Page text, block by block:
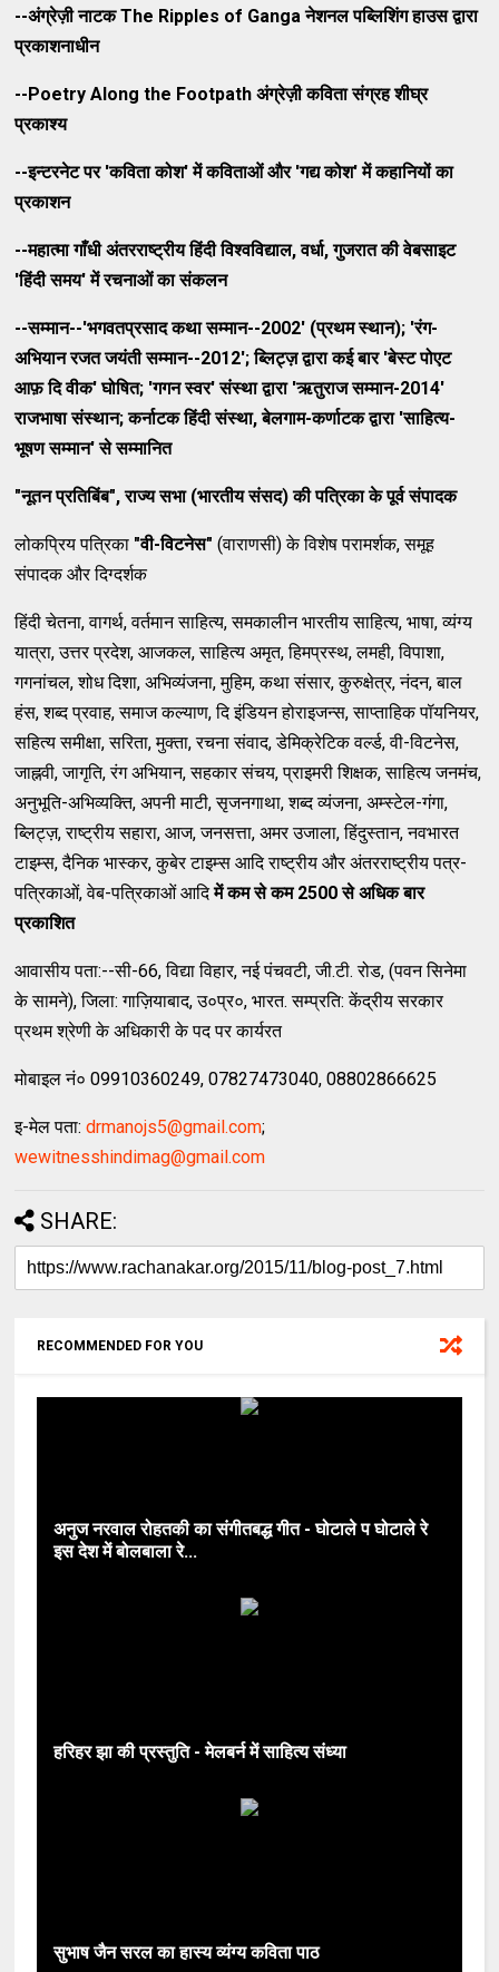
--अंग्रेज़ी नाटकThe Ripples of Gangaनेशनल पब्लिशिंग हाउस द्वारा
प्रकाशनाधीन
--Poetry Along the Footpathअंग्रेज़ी कविता संग्रहशीघ्र
प्रकाश्य
--इन्टरनेट पर 'कविता कोश' में कविताओं और 'गद्य कोश' में कहानियों का
प्रकाशन
--महात्मा गाँधी अंतरराष्ट्रीय हिंदी विश्वविद्याल, वर्धा, गुजरात की वेबसाइट
'हिंदी समय' में रचनाओं का संकलन
--सम्मान--'भगवतप्रसाद कथा सम्मान--2002' (प्रथम स्थान); 'रंग-
अभियान रजत जयंती सम्मान--2012'; ब्लिट्ज़ द्वारा कई बार 'बेस्ट पोएट
आफ़ दि वीक' घोषित; 'गगन स्वर' संस्था द्वारा 'ऋतुराज सम्मान-2014'
राजभाषा संस्थान; कर्नाटक हिंदी संस्था, बेलगाम-कर्णाटक द्वारा 'साहित्य-
भूषण सम्मान' से सम्मानित
"नूतन प्रतिबिंब", राज्य सभा (भारतीय संसद) की पत्रिका के पूर्व संपादक
लोकप्रिय पत्रिका "वी-विटनेस" (वाराणसी) के विशेष परामर्शक, समूह
संपादक और दिग्दर्शक
हिंदी चेतना, वागर्थ, वर्तमान साहित्य, समकालीन भारतीय साहित्य, भाषा, व्यंग्य
यात्रा, उत्तर प्रदेश, आजकल, साहित्य अमृत, हिमप्रस्थ, लमही, विपाशा,
गगनांचल, शोध दिशा, अभिव्यंजना, मुहिम, कथा संसार, कुरुक्षेत्र, नंदन, बाल
हंस, शब्द प्रवाह, समाज कल्याण, दि इंडियन होराइजन्स, साप्ताहिक पॉयनियर,
सहित्य समीक्षा, सरिता, मुक्ता, रचना संवाद, डेमिक्रेटिक वर्ल्ड, वी-विटनेस,
जाह्नवी, जागृति, रंग अभियान, सहकार संचय, प्राइमरी शिक्षक, साहित्य जनमंच,
अनुभूति-अभिव्यक्ति, अपनी माटी, सृजनगाथा, शब्द व्यंजना, अम्स्टेल-गंगा,
ब्लिट्ज़, राष्ट्रीय सहारा, आज, जनसत्ता, अमर उजाला, हिंदुस्तान, नवभारत
टाइम्स, दैनिक भास्कर, कुबेर टाइम्स आदि राष्ट्रीय और अंतरराष्ट्रीय पत्र-
पत्रिकाओं, वेब-पत्रिकाओं आदिमेंकम से कम 2500 से अधिक बार
प्रकाशित
आवासीय पता:--सी-66, विद्या विहार, नई पंचवटी, जी.टी. रोड, (पवन सिनेमा
के सामने), जिला: गाज़ियाबाद, उ०प्र०, भारत. सम्प्रति: केंद्रीय सरकार
प्रथम श्रेणी के अधिकारी के पद पर कार्यरत
मोबाइल नं० 09910360249, 07827473040, 08802866625
इ-मेल पता:drmanojs5@gmail.com;
wewitnesshindimag@gmail.com
SHARE:
RECOMMENDED FOR YOU
अनुज नरवाल रोहतकी का संगीतबद्ध गीत - घोटाले प घोटाले रे
इस देश में बोलबाला रे...
हरिहर झा की प्रस्तुति - मेलबर्न में साहित्य संध्या
सुभाष जैन सरल का हास्य व्यंग्य कविता पाठ